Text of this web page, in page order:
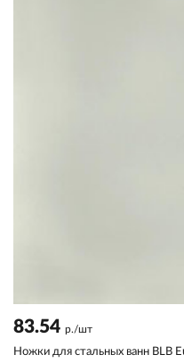
83.54 р./шт
Ножки для стальных ванн BLB